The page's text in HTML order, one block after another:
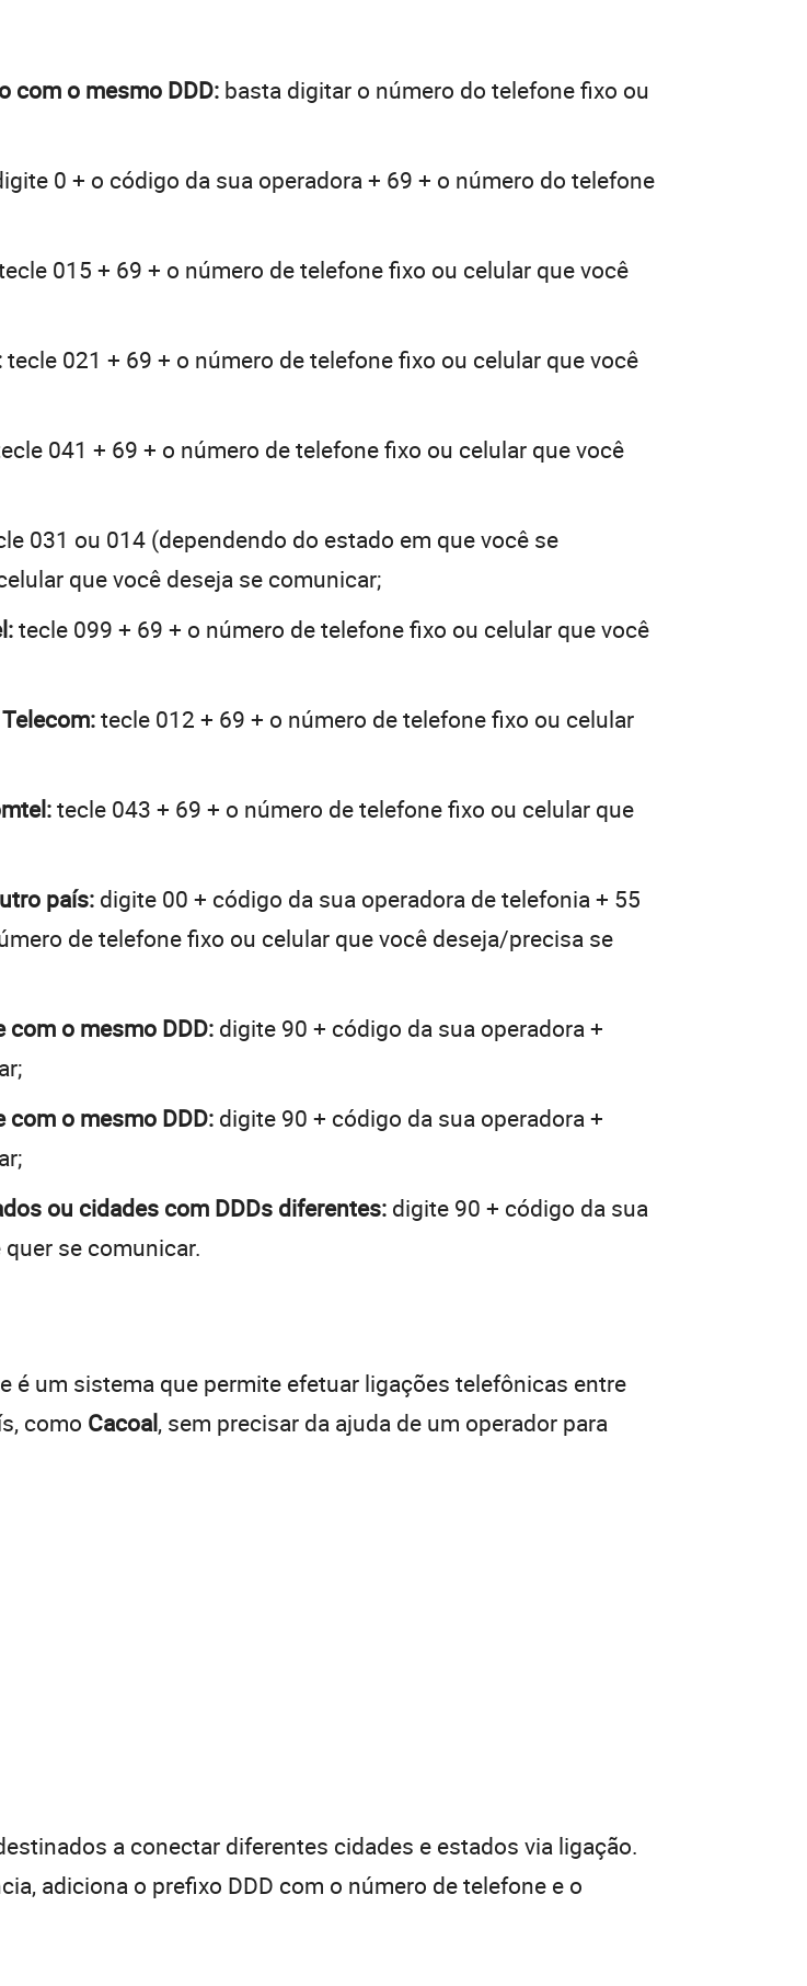
com o mesmo DDD: basta digitar o número do telefone fixo ou
0 + o código da sua operadora + 69 + o número do telefone
015 + 69 + o número de telefone fixo ou celular que você
tecle 021 + 69 + o número de telefone fixo ou celular que você
041 + 69 + o número de telefone fixo ou celular que você
031 ou 014 (dependendo do estado em que você se
que você deseja se comunicar;
tecle 099 + 69 + o número de telefone fixo ou celular que você
tecle 012 + 69 + o número de telefone fixo ou celular
tecle 043 + 69 + o número de telefone fixo ou celular que
país: digite 00 + código da sua operadora de telefonia + 55
de telefone fixo ou celular que você deseja/precisa se
com o mesmo DDD: digite 90 + código da sua operadora +
com o mesmo DDD: digite 90 + código da sua operadora +
ou cidades com DDDs diferentes: digite 90 + código da sua
se comunicar.
é um sistema que permite efetuar ligações telefônicas entre
como Cacoal, sem precisar da ajuda de um operador para
a conectar diferentes cidades e estados via ligação.
adiciona o prefixo DDD com o número de telefone e o